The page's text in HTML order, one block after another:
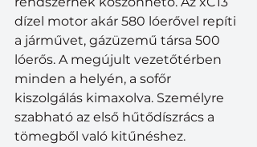
dízel motor akár 580 lóerővel repíti
a járművet, gázüzemű társa 500
lóerős. A megújult vezetőtérben
minden a helyén, a sofőr
kiszolgálás kimaxolva. Személyre
szabható az első hűtődíszrács a
tömegből való kitűnéshez.